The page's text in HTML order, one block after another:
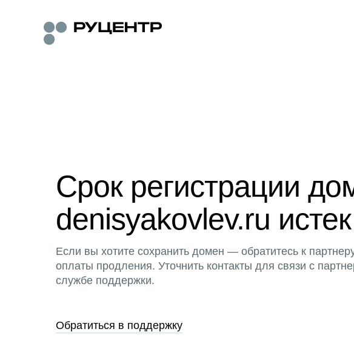
Срок регистрации
denisyakovlev.ru истек
Если вы хотите сохранить домен — обратитесь к
оплаты продления. Уточнить контакты для связи с
службе поддержки.
Обратиться в поддержку